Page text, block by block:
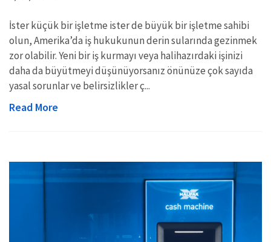
İster küçük bir işletme ister de büyük bir işletme sahibi
olun, Amerika’da iş hukukunun derin sularında gezinmek
zor olabilir. Yeni bir iş kurmayı veya halihazırdaki işinizi
daha da büyütmeyi düşünüyorsanız önünüze çok sayıda
yasal sorunlar ve belirsizlikler ç...
Read More